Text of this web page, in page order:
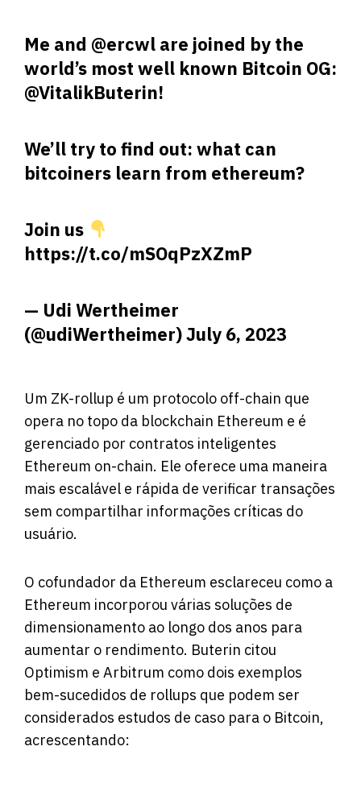
Me and @ercwl are joined by the
world’s most well known Bitcoin OG:
@VitalikButerin!
We’ll try to find out: what can
bitcoiners learn from ethereum?
Join us
https://t.co/mSOqPzXZmP
— Udi Wertheimer
(@udiWertheimer)July 6, 2023
Um ZK-rollup é um protocolo off-chain que
opera no topo da blockchain Ethereum e é
gerenciado por contratos inteligentes
Ethereum on-chain. Ele oferece uma maneira
mais escalável e rápida de verificar transações
sem compartilhar informações críticas do
usuário.
O cofundador da Ethereum esclareceu como a
Ethereum incorporou várias soluções de
dimensionamento ao longo dos anos para
aumentar o rendimento. Buterin citou
Optimism e Arbitrum como dois exemplos
bem-sucedidos de rollups que podem ser
considerados estudos de caso para o Bitcoin,
acrescentando: